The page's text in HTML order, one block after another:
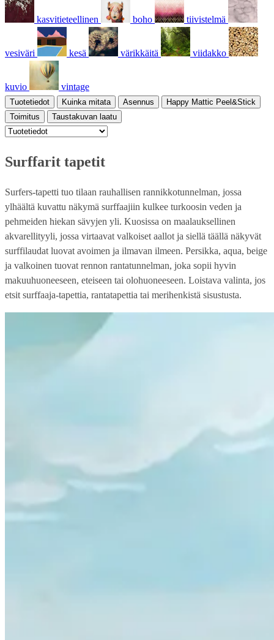
kasvitieteellinen boho tiivistelmä
vesiväri kesä värikkäitä viidakko
kuvio vintage
Tuotetiedot Kuinka mitata Asennus
Happy Mattic Peel&Stick
Toimitus
Taustakuvan laatu
Surffarit tapetit
Surfers-tapetti tuo tilaan rauhallisen rannikkotunnelman, jossa
ylhäältä kuvattu näkymä surffaajiin kulkee turkoosin veden ja
pehmeiden hiekan sävyjen yli. Kuosissa on maalauksellinen
akvarellityyli, jossa virtaavat valkoiset aallot ja siellä täällä näkyvät
surffilaudat luovat avoimen ja ilmavan ilmeen. Persikka, aqua, beige
ja valkoinen tuovat rennon rantatunnelman, joka sopii hyvin
makuuhuoneeseen, eteiseen tai olohuoneeseen. Loistava valinta, jos
etsit surffaaja-tapettia, rantatapettia tai merihenkistä sisustusta.